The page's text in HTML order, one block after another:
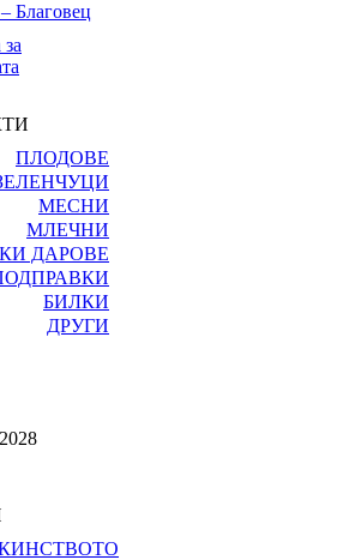
Благовец
ПЛОДОВЕ
МЕСНИ
МЛЕЧНИ
ДАРОВЕ
БИЛКИ
ДРУГИ
2028